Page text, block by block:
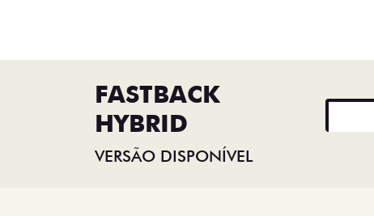
FASTBACK
HYBRID
VERSÃO DISPONÍVEL